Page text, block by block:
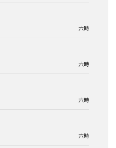
六時
六時
六時
六時